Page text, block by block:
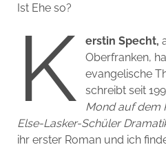
Ist Ehe so?
K erstin Specht,
Oberfranken,
evangelische
schreibt seit
Mond auf dem
Else-Lasker-Schüler
ihr erster Roman und ich